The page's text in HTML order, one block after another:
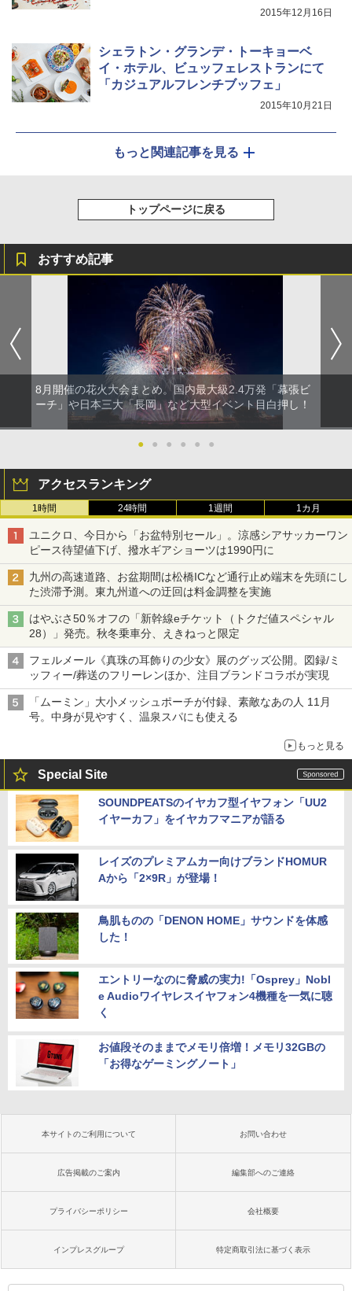
2015年12月16日
シェラトン・グランデ・トーキョーベ
イ・ホテル、ビュッフェレストランにて
「カジュアルフレンチブッフェ」
2015年10月21日
もっと関連記事を見る
トップページに戻る
おすすめ記事
8月開催の花火大会まとめ。国内最大級2.4万発「幕張ビ
ーチ」や日本三大「長岡」など大型イベント目白押し！
● ● ● ● ● ●
アクセスランキング
1時間 24時間 1週間 1カ月
ユニクロ、今日から「お盆特別セール」。涼感シアサッカーワン
ピース待望値下げ、撥水ギアショーツは1990円に
九州の高速道路、お盆期間は松橋ICなど通行止め端末を先頭にし
た渋滞予測。東九州道への迂回は料金調整を実施
はやぶさ50％オフの「新幹線eチケット（トクだ値スペシャル
28）」発売。秋冬乗車分、えきねっと限定
フェルメール《真珠の耳飾りの少女》展のグッズ公開。図録/ミ
ッフィー/葬送のフリーレンほか、注目ブランドコラボが実現
「ムーミン」大小メッシュポーチが付録、素敵なあの人 11月
号。中身が見やすく、温泉スパにも使える
もっと見る
Special Site
SOUNDPEATSのイヤカフ型イヤフォン「UU2
イヤーカフ」をイヤカフマニアが語る
レイズのプレミアムカー向けブランドHOMUR
Aから「2×9R」が登場！
鳥肌ものの「DENON HOME」サウンドを体感
した！
エントリーなのに脅威の実力!「Osprey」Nobl
e Audioワイヤレスイヤフォン4機種を一気に聴
く
お値段そのままでメモリ倍増！メモリ32GBの
「お得なゲーミングノート」
本サイトのご利用について お問い合わせ
広告掲載のご案内 編集部へのご連絡
プライバシーポリシー 会社概要
インプレスグループ 特定商取引法に基づく表示